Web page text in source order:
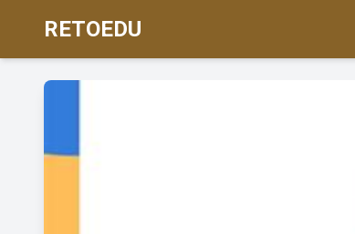
RETOEDU